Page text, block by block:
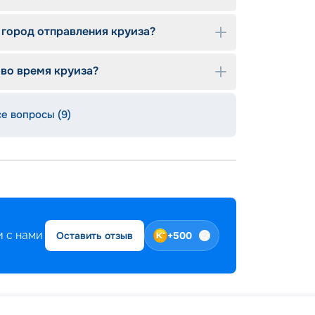
пространства, дизайнерские
кораблям.
отправления круиза?
время круиза?
вопросы (9)
с нами
Оставить отзыв +500